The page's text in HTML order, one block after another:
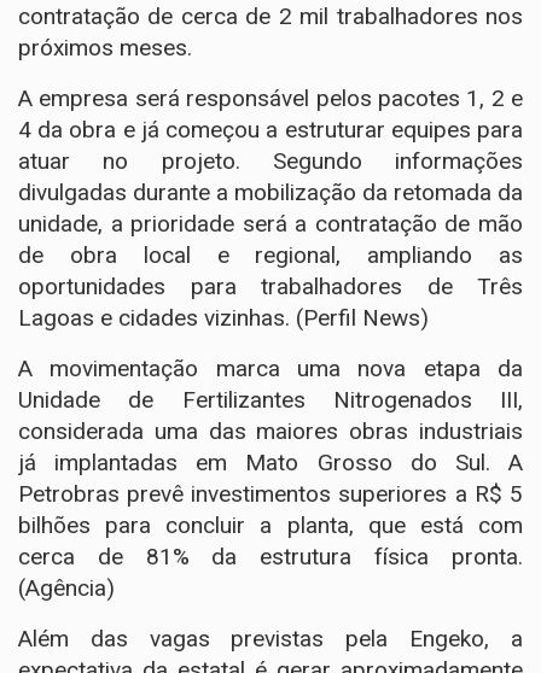
contratação de cerca de 2 mil trabalhadores nos
próximos meses.
A empresa será responsável pelos pacotes 1, 2 e
4 da obra e já começou a estruturar equipes para
atuar no projeto. Segundo informações
divulgadas durante a mobilização da retomada da
unidade, a prioridade será a contratação de mão
de obra local e regional, ampliando as
oportunidades para trabalhadores de Três
Lagoas e cidades vizinhas. (Perfil News)
A movimentação marca uma nova etapa da
Unidade de Fertilizantes Nitrogenados III,
considerada uma das maiores obras industriais
já implantadas em Mato Grosso do Sul. A
Petrobras prevê investimentos superiores a R$ 5
bilhões para concluir a planta, que está com
cerca de 81% da estrutura física pronta.
(Agência)
Além das vagas previstas pela Engeko, a